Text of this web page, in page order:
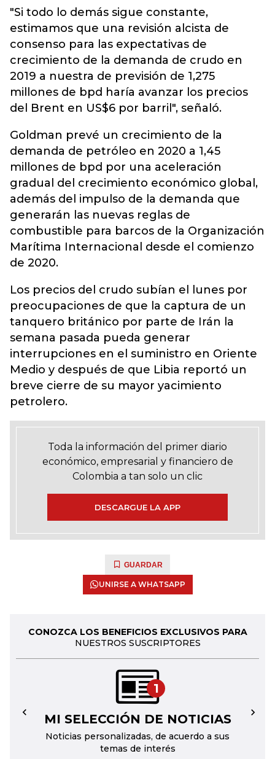
"Si todo lo demás sigue constante,
estimamos que una revisión alcista de
consenso para las expectativas de
crecimiento de la demanda de crudo en
2019 a nuestra de previsión de 1,275
millones de bpd haría avanzar los precios
del Brent en US$6 por barril", señaló.
Goldman prevé un crecimiento de la
demanda de petróleo en 2020 a 1,45
millones de bpd por una aceleración
gradual del crecimiento económico global,
además del impulso de la demanda que
generarán las nuevas reglas de
combustible para barcos de la Organización
Marítima Internacional desde el comienzo
de 2020.
Los precios del crudo subían el lunes por
preocupaciones de que la captura de un
tanquero británico por parte de Irán la
semana pasada pueda generar
interrupciones en el suministro en Oriente
Medio y después de que Libia reportó un
breve cierre de su mayor yacimiento
petrolero.
Toda la información del primer diario
económico, empresarial y financiero de
Colombia a tan solo un clic
DESCARGUE LA APP
GUARDAR
UNIRSE A WHATSAPP
CONOZCA LOS BENEFICIOS EXCLUSIVOS PARA
NUESTROS SUSCRIPTORES
1
MI SELECCIÓN DE NOTICIAS
Noticias personalizadas, de acuerdo a sus
temas de interés
← →